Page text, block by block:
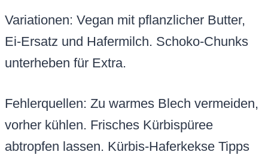
Variationen: Vegan mit pflanzlicher Butter,
Ei-Ersatz und Hafermilch. Schoko-Chunks
unterheben für Extra.
Fehlerquellen: Zu warmes Blech vermeiden,
vorher kühlen. Frisches Kürbispüree
abtropfen lassen. Kürbis-Haferkekse Tipps